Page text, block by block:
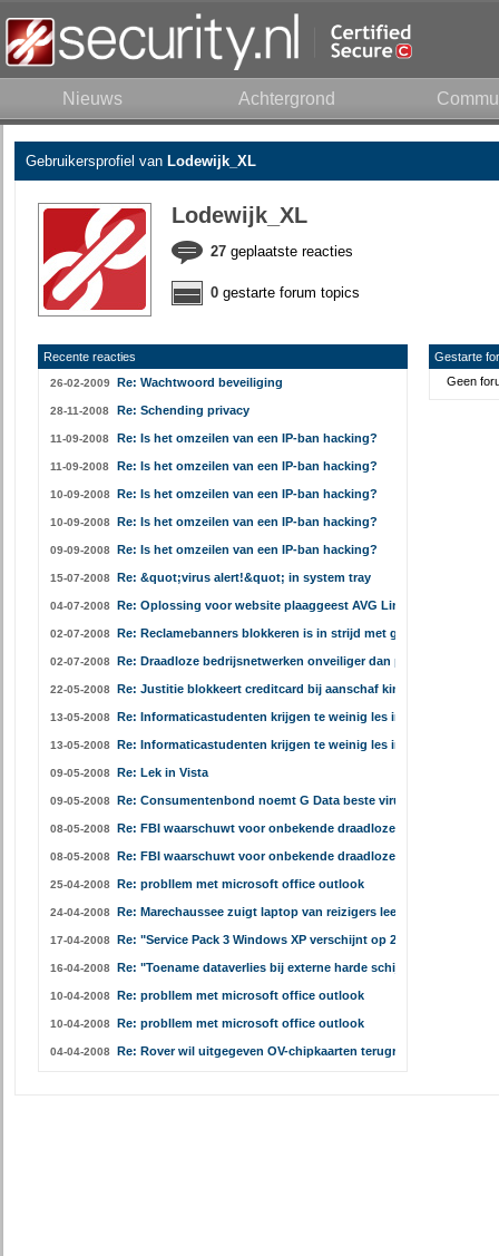
Nieuws Achtergrond
Gebruikersprofiel van Lodewijk_XL
Lodewijk_XL
27geplaatste reacties
0gestarte forum topics
Recente reacties
26-02-2009 Re: Wachtwoord beveiliging
28-11-2008 Re: Schending privacy
11-09-2008 Re: Is het omzeilen van een IP-ban hacking?
11-09-2008 Re: Is het omzeilen van een IP-ban hacking?
10-09-2008 Re: Is het omzeilen van een IP-ban hacking?
10-09-2008 Re: Is het omzeilen van een IP-ban hacking?
09-09-2008 Re: Is het omzeilen van een IP-ban hacking?
15-07-2008 Re: &quot;virus alert!&quot; in system tray
04-07-2008 Re: Oplossing voor website plaaggeest AVG Linkscanner
02-07-2008 Re: Reclamebanners blokkeren is in strijd met goed fatsoen
02-07-2008 Re: Draadloze bedrijsnetwerken onveiliger dan privénetwerken
22-05-2008 Re: Justitie blokkeert creditcard bij aanschaf kinderporno
13-05-2008 Re: Informaticastudenten krijgen te weinig les in security
13-05-2008 Re: Informaticastudenten krijgen te weinig les in security
09-05-2008 Re: Lek in Vista
09-05-2008 Re: Consumentenbond noemt G Data beste virusscanner
08-05-2008 Re: FBI waarschuwt voor onbekende draadloze netwerken
08-05-2008 Re: FBI waarschuwt voor onbekende draadloze netwerken
25-04-2008 Re: probllem met microsoft office outlook
24-04-2008 Re: Marechaussee zuigt laptop van reizigers leeg
17-04-2008 Re: "Service Pack 3 Windows XP verschijnt op 29 april"
16-04-2008 Re: "Toename dataverlies bij externe harde schijven"
10-04-2008 Re: probllem met microsoft office outlook
10-04-2008 Re: probllem met microsoft office outlook
04-04-2008 Re: Rover wil uitgegeven OV-chipkaarten terugroepen
Gestarte
Geen